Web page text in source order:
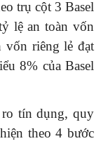
trụ cột 3 Basel
lệ an toàn vốn
vốn riêng lẻ đạt
8% của Basel
tín dụng, quy
theo 4 bước